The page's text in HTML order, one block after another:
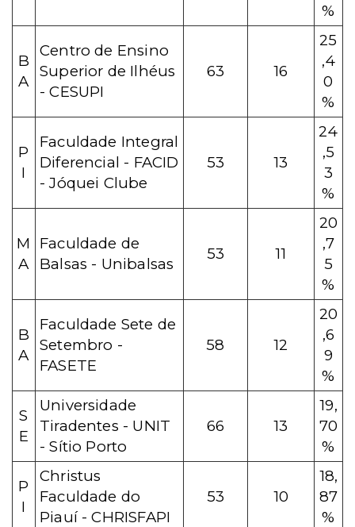
%
B
A
Centro de Ensino
Superior de Ilhéus
- CESUPI
63 16
25
,4
0
%
P
I
Faculdade Integral
Diferencial - FACID
- Jóquei Clube
53 13
24
,5
3
%
M
A
Faculdade de
Balsas - Unibalsas
53 11
20
,7
5
%
B
A
Faculdade Sete de
Setembro -
FASETE
58 12
20
,6
9
%
S
E
Universidade
Tiradentes - UNIT
- Sítio Porto
66 13
19,
70
%
P
I
Christus
Faculdade do
Piauí - CHRISFAPI
53 10
18,
87
%